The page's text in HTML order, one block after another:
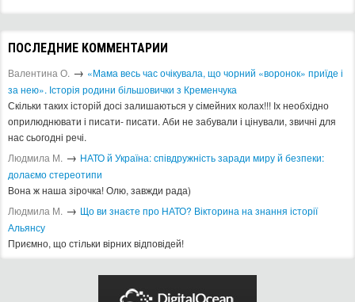
ПОСЛЕДНИЕ КОММЕНТАРИИ
Валентина О. → «Мама весь час очікувала, що чорний «воронок» приїде і
за нею». Історія родини більшовички з Кременчука
Скільки таких історій досі залишаються у сімейних колах!!! Іх необхідно
оприлюднювати і писати- писати. Аби не забували і цінували, звичні для
нас сьогодні речі.
Людмила М. → ​НАТО й Україна: співдружність заради миру й безпеки:
долаємо стереотипи
Вона ж наша зірочка! Олю, завжди рада)
Людмила М. → Що ви знаєте про НАТО? Вікторина на знання історії
Альянсу ​
Приємно, що стільки вірних відповідей!